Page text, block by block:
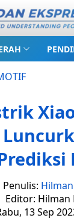
Penulis:
Editor: Hilman
13 Sep